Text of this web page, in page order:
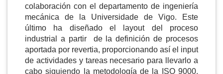
colaboración con el departamento de ingeniería
mecánica de la Universidade de Vigo. Este
último ha diseñado el layout del proceso
industrial a partir de la definición de procesos
aportada por revertia, proporcionando así el input
de actividades y tareas necesario para llevarlo a
cabo siguiendo la metodología de la ISO 9000.